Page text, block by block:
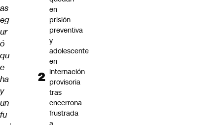
as
eg
ur
ó
qu
e
ha
y
un
fu
en
prisión
preventiva
y
adolescente
en
internación
provisoria
tras
encerrona
frustrada